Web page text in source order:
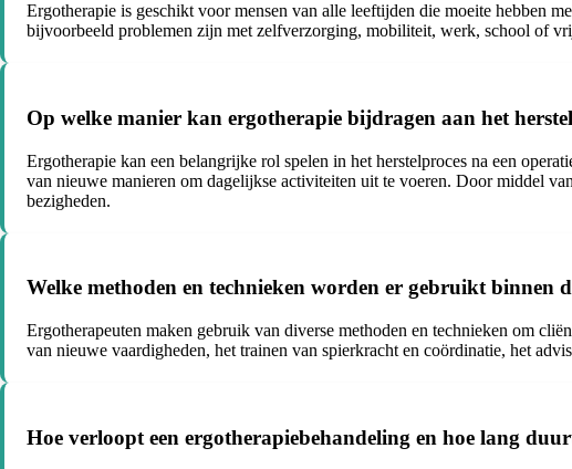
Ergotherapie is geschikt voor mensen van alle leeftijden die moeite hebben
bijvoorbeeld problemen zijn met zelfverzorging, mobiliteit, werk, school of
Op welke manier kan ergotherapie bijdragen aan het
Ergotherapie kan een belangrijke rol spelen in het herstelproces na een
van nieuwe manieren om dagelijkse activiteiten uit te voeren. Door middel
bezigheden.
Welke methoden en technieken worden er gebruikt binnen
Ergotherapeuten maken gebruik van diverse methoden en technieken om
van nieuwe vaardigheden, het trainen van spierkracht en coördinatie, het
Hoe verloopt een ergotherapiebehandeling en hoe lang